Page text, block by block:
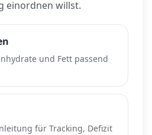
einordnen willst.
und Fett passend
für Tracking, Defizit